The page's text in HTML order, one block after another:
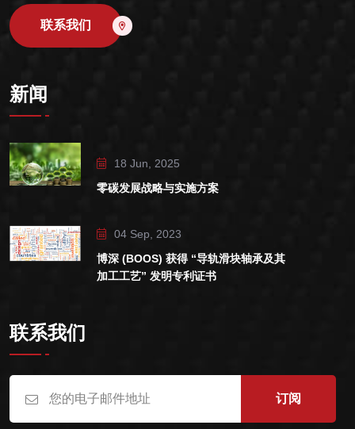
联系我们
新闻
18 Jun, 2025
零碳发展战略与实施方案
04 Sep, 2023
博深 (BOOS) 获得 “导轨滑块轴承及其
加工工艺” 发明专利证书
联系我们
订阅